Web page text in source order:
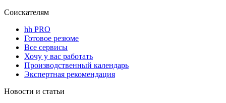
Соискателям
hh PRO
Готовое резюме
Все сервисы
Хочу у вас работать
Производственный календарь
Экспертная рекомендация
Новости и статьи